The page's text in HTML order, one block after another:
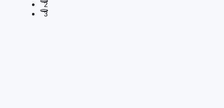
2
3